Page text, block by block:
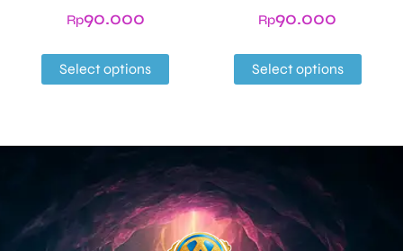
Rp90.000
Select options
Rp90.000
Select options